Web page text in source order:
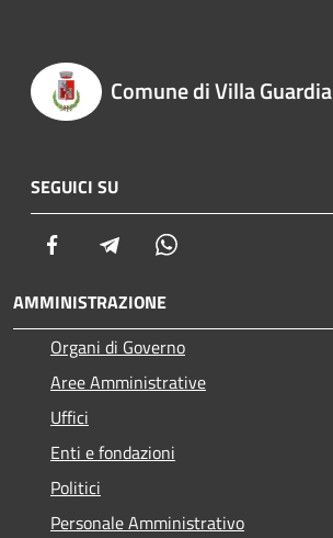
Comune di Villa Guardia
SEGUICI SU
Facebook Telegram
AMMINISTRAZIONE
Organi di Governo
Aree Amministrative
Uffici
Enti e fondazioni
Politici
Personale Amministrativo